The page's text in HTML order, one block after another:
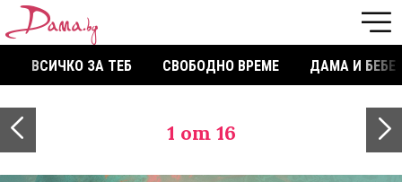
ВСИЧКО ЗА ТЕБ СВОБОДНО ВРЕМЕ ДАМА И БЕБЕ
1 от 16